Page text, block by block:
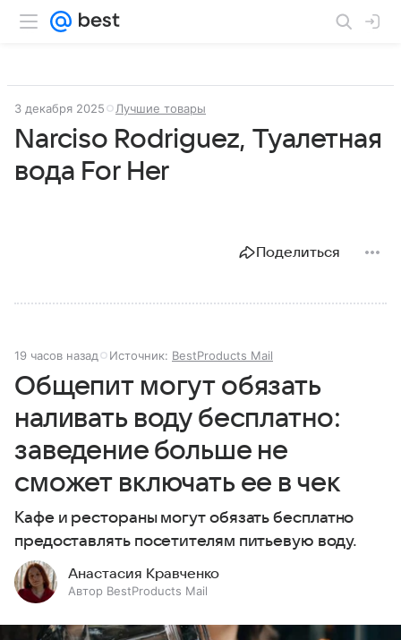
3 декабря 2025 Лучшие товары
Narciso Rodriguez, Туалетная
вода For Her
Поделиться
19 часов назад Источник: BestProducts Mail
Общепит могут обязать
наливать воду бесплатно:
заведение больше не
сможет включать ее в чек
Кафе и рестораны могут обязать бесплатно
предоставлять посетителям питьевую воду.
Анастасия Кравченко
Автор BestProducts Mail